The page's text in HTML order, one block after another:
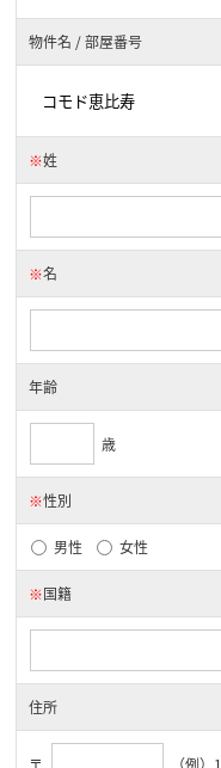
物件名 / 部屋番号
※姓
※名
年齢
歳
※性別
男性 女性
※国籍
住所